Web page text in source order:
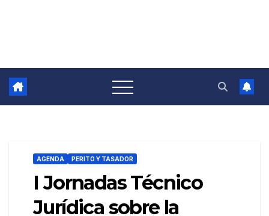
AGENDA PERITO Y TASADOR
I Jornadas Técnico
Jurídica sobre la